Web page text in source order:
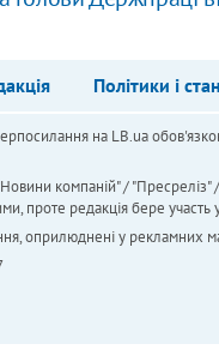
Політики і
на LB.ua
компаній" /
редакція бере участь у
оприлюднені у рекламних